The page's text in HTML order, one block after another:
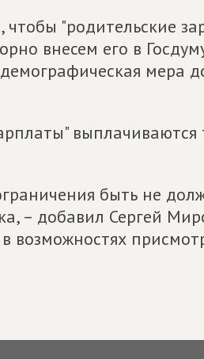
"родительские
внесем его в
мера
выплачиваются
быть не
– добавил Сергей
возможностях